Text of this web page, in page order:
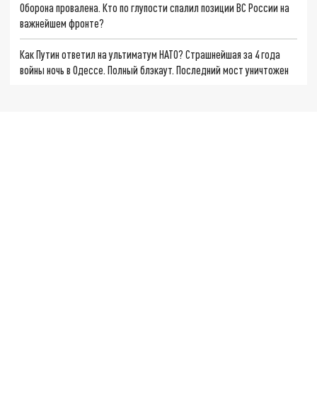
Оборона провалена. Кто по глупости спалил позиции ВС России на
важнейшем фронте?
Как Путин ответил на ультиматум НАТО? Страшнейшая за 4 года
войны ночь в Одессе. Полный блэкаут. Последний мост уничтожен